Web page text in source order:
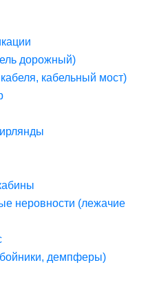
дорожный)
кабельный мост)
неровности (лежачие
демпферы)